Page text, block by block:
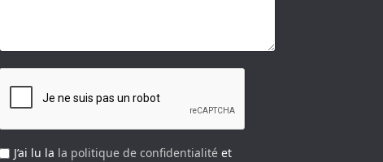
J’ai lu la la politique de confidentialité et